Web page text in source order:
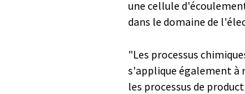
une cellule
dans le domaine de
"Les processus
s'applique également à
les processus de